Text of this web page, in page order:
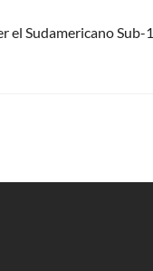
el Sudamericano Sub-